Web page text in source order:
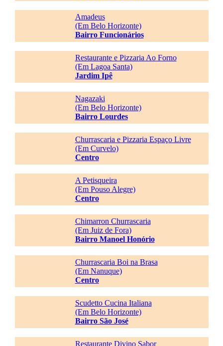
Amadeus
(Em Belo Horizonte)
Bairro Funcionários
Restaurante e Pizzaria Ao Forno
(Em Lagoa Santa)
Jardim Ipê
Nagazaki
(Em Belo Horizonte)
Bairro Lourdes
Churrascaria e Pizzaria Espaço Livre
(Em Curvelo)
Centro
A Petisqueira
(Em Pouso Alegre)
Centro
Chimarron Churrascaria
(Em Juiz de Fora)
Bairro Manoel Honório
Churrascaria Boi na Brasa
(Em Nanuque)
Centro
Scudetto Cucina Italiana
(Em Belo Horizonte)
Bairro São José
Restaurante Divino Sabor